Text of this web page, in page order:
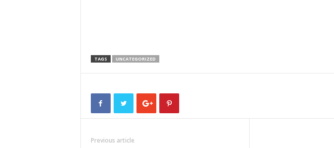
TAGS UNCATEGORIZED
Previous article